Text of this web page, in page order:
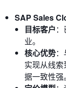
SAP Sales
目标客户
业。
核心优势
实现从线
据一致性强。